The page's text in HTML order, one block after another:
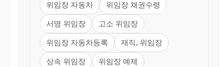
위임장 자동차 위임장 채권수령
서명 위임장 고소 위임장
위임장 자동차등록 재직, 위임장
상속 위임장 위임장 예제